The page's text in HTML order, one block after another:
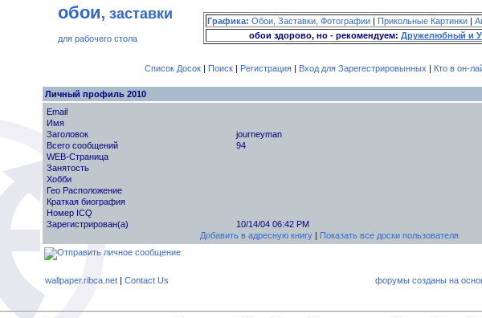
обои, заставки
для рабочего стола
Графика: Обои, Заставки, Фотографии | Прикольные Картинки |
обои здорово, но - рекомендуем: Дружелюбный и
Список Досок | Поиск | Регистрация | Вход для Зарегестрировынных | Кто в он-
Личный профиль 2010
Email
Имя
Заголовок
journeyman
Всего сообщений
94
WEB-Страница
Занятость
Хобби
Гео Расположение
Краткая биография
Номер ICQ
Зарегистрирован(а)
10/14/04 06:42 PM
Добавить в адресную книгу | Показать все доски пользователя
wallpaper.ribca.net| Contact Us форумы созданы на